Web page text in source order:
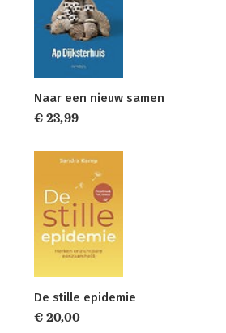
Naar een nieuw samen
€ 23,99
De stille epidemie
€ 20,00